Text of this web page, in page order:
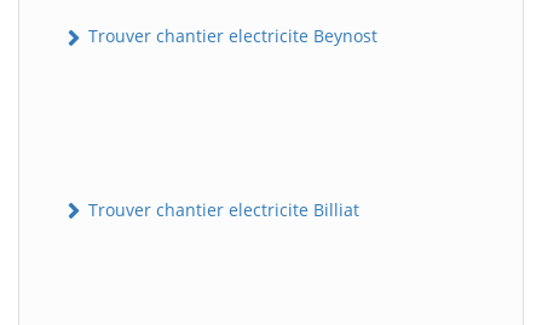
Trouver chantier electricite Beynost
Trouver chantier electricite Billiat